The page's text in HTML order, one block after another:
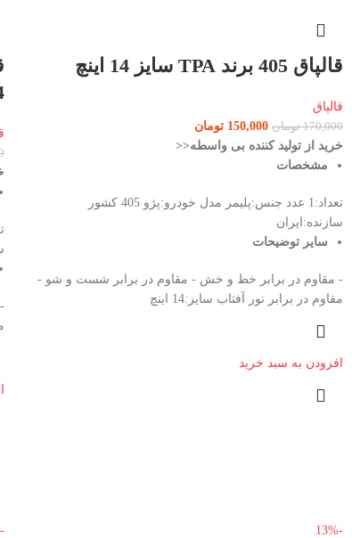
قالپاق 405 برند TPA سایز 14 اینچ
قالپاق
170,000 تومان 150,000 تومان
خرید از تولید کننده بی واسطه<<
مشخصات
تعداد:1 عدد جنس:پلیمر مدل خودرو:پژو 405 کشور
سازنده:ایران
سایر توضیحات
- مقاوم در برابر خط و خش - مقاوم در برابر شست و شو -
مقاوم در برابر نور آفتاب سایز:14 اینچ
افزودن به سبد خرید
4
-13%
-13%